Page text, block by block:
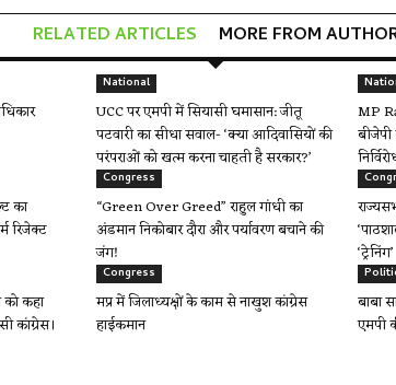
RELATED ARTICLES MORE FROM
National
UCC पर एमपी में सियासी घमासान: जीतू
पटवारी का सीधा सवाल- ‘क्या आदिवासियों की
परंपराओं को खत्म करना चाहती है सरकार?’
MP
बीजेपी
का
रिजेक्ट
Congress
“Green Over Greed” राहुल गांधी का
अंडमान निकोबार दौरा और पर्यावरण बचाने की
जंग!
‘ट्रेनिंग’
कहा
कांग्रेस।
Congress
मप्र में जिलाध्यक्षों के काम से नाखुश कांग्रेस
हाईकमान
बाबा
एमपी